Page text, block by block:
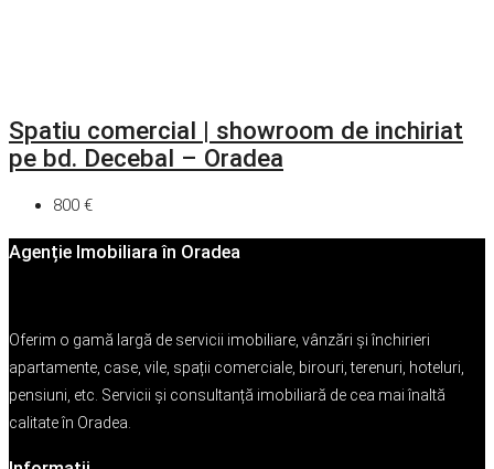
Spatiu comercial | showroom de inchiriat
pe bd. Decebal – Oradea
800 €
Agenție Imobiliara în Oradea
Oferim o gamă largă de servicii imobiliare, vânzări și închirieri
apartamente, case, vile, spații comerciale, birouri, terenuri, hoteluri,
pensiuni, etc. Servicii și consultanță imobiliară de cea mai înaltă
calitate în Oradea.